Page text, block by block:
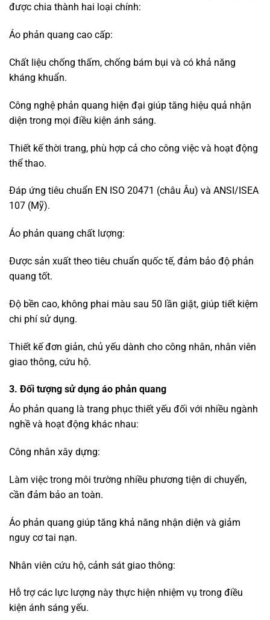
Độ bền cao, không phai màu sau 50 lần giặt, giúp tiết kiệm
chi phí sử dụng.
Thiết kế đơn giản, chủ yếu dành cho công nhân, nhân viên
giao thông, cứu hộ.
3. Đối tượng sử dụng áo phản quang
Áo phản quang là trang phục thiết yếu đối với nhiều ngành
Công nhân xây dựng:
Làm việc trong môi trường nhiều phương tiện di chuyển,
cần đảm bảo an toàn.
Áo phản quang giúp tăng khả năng nhận diện và giảm
Nhân viên cứu hộ, cảnh sát giao thông:
Hỗ trợ các lực lượng này thực hiện nhiệm vụ trong điều
kiện ánh sáng yếu.
Giúp người dân dễ dàng nhận diện khi cần hỗ trợ.
Áo phản quang nhẹ, thoáng khí giúp thoải mái khi vận
Làm việc trong môi trường rộng lớn, đông người, cần dễ
Kết luận: Với sự đa dạng về thiết kế, chất liệu và ứng dụng,
an toàn cho người lao động, người tham gia giao thông và
những ai thường xuyên làm việc trong môi trường thiếu
sáng.